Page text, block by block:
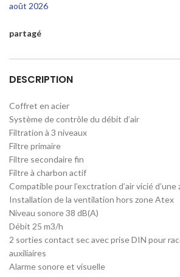
août 2026
partagé
DESCRIPTION
Coffret en acier
Système de contrôle du débit d’air
Filtration à 3 niveaux
Filtre primaire
Filtre secondaire fin
Filtre à charbon actif
Compatible pour l’exctration d’air vicié
Installation de la ventilation hors zone Atex
Niveau sonore 38 dB(A)
Débit 25 m3/h
2 sorties contact sec avec prise DIN pour
auxiliaires
Alarme sonore et visuelle